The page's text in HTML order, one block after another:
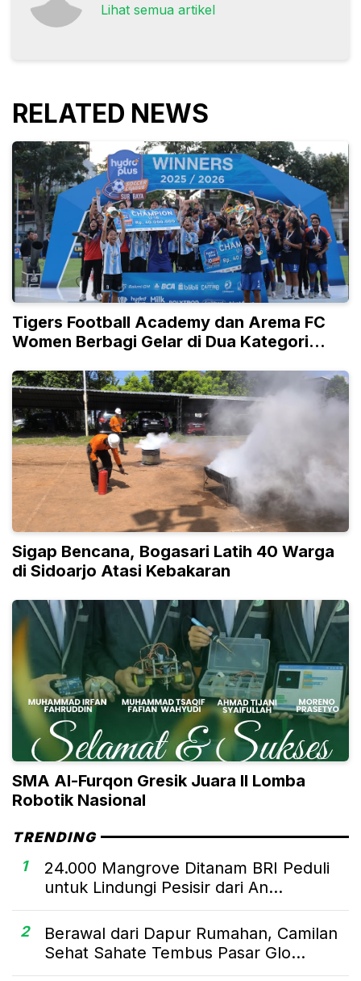
Lihat semua artikel
RELATED NEWS
Tigers Football Academy dan Arema FC
Women Berbagi Gelar di Dua Kategori
Sigap Bencana, Bogasari Latih 40 Warga
di Sidoarjo Atasi Kebakaran
SMA Al-Furqon Gresik Juara II Lomba
Robotik Nasional
TRENDING
1
24.000 Mangrove Ditanam BRI Peduli
untuk Lindungi Pesisir dari An...
2
Berawal dari Dapur Rumahan, Camilan
Sehat Sahate Tembus Pasar Glo...